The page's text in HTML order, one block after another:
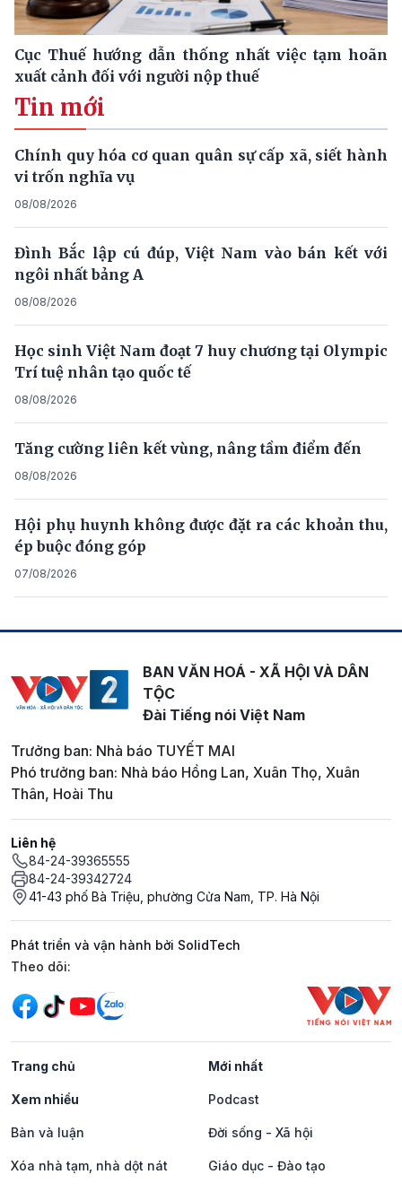
Cục Thuế hướng dẫn thống nhất việc tạm hoãn
xuất cảnh đối với người nộp thuế
Tin mới
Chính quy hóa cơ quan quân sự cấp xã, siết hành
vi trốn nghĩa vụ
08/08/2026
Đình Bắc lập cú đúp, Việt Nam vào bán kết với
ngôi nhất bảng A
08/08/2026
Học sinh Việt Nam đoạt 7 huy chương tại Olympic
Trí tuệ nhân tạo quốc tế
08/08/2026
Tăng cường liên kết vùng, nâng tầm điểm đến
08/08/2026
Hội phụ huynh không được đặt ra các khoản thu,
ép buộc đóng góp
07/08/2026
BAN VĂN HOÁ - XÃ HỘI VÀ DÂN
TỘC
Đài Tiếng nói Việt Nam
Trưởng ban: Nhà báo TUYẾT MAI
Phó trưởng ban: Nhà báo Hồng Lan, Xuân Thọ, Xuân
Thân, Hoài Thu
Liên hệ
84-24-39365555
84-24-39342724
41-43 phố Bà Triệu, phường Cửa Nam, TP. Hà Nội
Phát triển và vận hành bởi SolidTech
Mạng xã hội
Theo dõi:
Trang chủ Mới nhất
Xem nhiều Podcast
Bàn và luận Đời sống - Xã hội
Xóa nhà tạm, nhà dột nát Giáo dục - Đào tạo